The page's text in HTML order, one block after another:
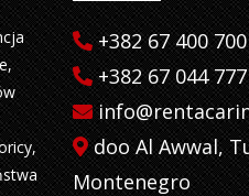
+382 67 400
+382 67 044
doo Al Awwal,
Montenegro